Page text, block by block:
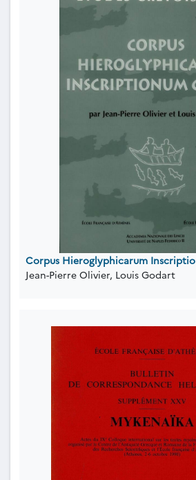
Corpus Hieroglyphicarum
Jean-Pierre Olivier, Louis Godart